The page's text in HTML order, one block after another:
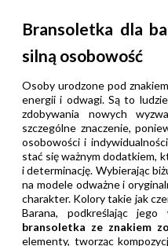
Bransoletka dla
silną osobowość
Osoby urodzone pod
energii i odwagi. Są to
zdobywania nowych
szczególne znaczenie,
osobowości i
stać się ważnym dodatkiem,
i determinację. Wybierając
na modele odważne i
charakter. Kolory takie jak
Barana, podkreślając
bransoletka ze znakiem
elementy, tworząc